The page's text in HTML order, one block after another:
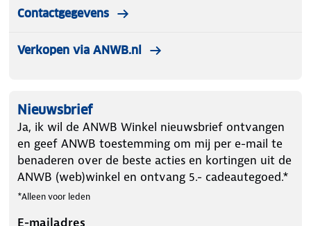
Contactgegevens
Verkopen via ANWB.nl
Nieuwsbrief
Ja, ik wil de ANWB Winkel nieuwsbrief ontvangen
en geef ANWB toestemming om mij per e-mail te
benaderen over de beste acties en kortingen uit de
ANWB (web)winkel en ontvang 5.- cadeautegoed.*
*Alleen voor leden
E-mailadres